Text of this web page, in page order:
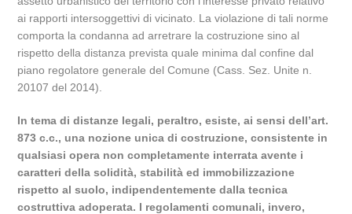
ai rapporti intersoggettivi di vicinato. La violazione di tali norme
comporta la condanna ad arretrare la costruzione sino al
rispetto della distanza prevista quale minima dal confine dal
piano regolatore generale del Comune (Cass. Sez. Unite n.
20107 del 2014).
In tema di distanze legali, peraltro, esiste, ai sensi dell’art.
873 c.c., una nozione unica di costruzione, consistente in
qualsiasi opera non completamente interrata avente i
caratteri della solidità, stabilità ed immobilizzazione
rispetto al suolo, indipendentemente dalla tecnica
costruttiva adoperata. I regolamenti comunali, invero,